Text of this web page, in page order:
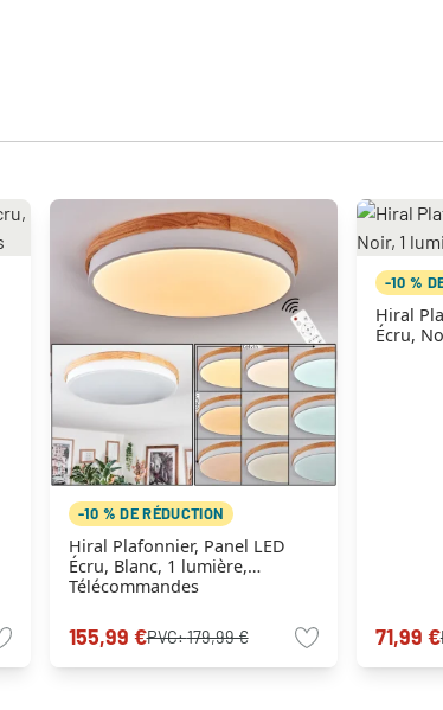
-10 % DE RÉDUCTION
Hiral Plafonnier, Panel LED
Écru, Blanc, 1 lumière,
Télécommandes
155,99 €PVC:179,99 €
-10 %
Hiral
Écru,
71,99 €